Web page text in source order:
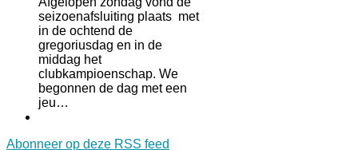
seizoenafsluiting plaats met
in de ochtend de
gregoriusdag en in de
middag het
clubkampioenschap. We
begonnen de dag met een
jeu…
Abonneer op deze RSS feed